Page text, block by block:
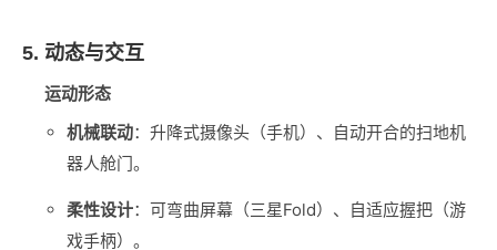
5. 动态与交互
运动形态
机械联动‌：升降式摄像头（手机）、自动开合的扫地机
器人舱门。
柔性设计‌：可弯曲屏幕（三星Fold）、自适应握把（游
戏手柄）。